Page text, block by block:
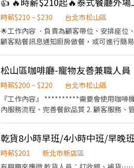
化與多角化經營，這裡不只是餐飲，更有無限職涯可能。 ​📋 招募資訊 ​工作性質： 內場夥伴
迎！） ​主要內容： ​親切顧客接待 ​維持優
餐飲經驗者優，但更歡迎有服務熱忱、追求細節的你。 ​⏰ 工作時間（排班靈活） ​【 台北 101 美食
09:30 - 13:30 ​中班：13:30 - 18:30 ​晚班：18:30 - 22:30 ​【 永康店 】&【 信義店 】 ​午間餐期：
餐期：16:45 - 20:30 ​長期兼職標準： 1. 基本配合 6 個月以上。 2. 每月配合總工時 80 小時以上。 ​💰 薪資與福利 ​時薪： 依勞基法
規定起薪，依能力及時數調整。 ​晉升機制
們比你更在意你的健康）。 ​專屬福利： 質感員工制服、
時薪$210 ~ $230
台北市松山區
🌟工作內容 ．負責為顧客帶位、安排座位
顧客點餐訊息通知廚房做餐，或可進行簡
$196，若表現優秀迅速上手，可直接$210。 🌟有經驗或學習快易上手佳。經驗較少，則依表現從$196起薪，約工作1個月，完全
上手後依照表現，通過考核後$210起。 🌟給班時間可以彈性。 🌟若不滿一個月離職，則薪水需於每個月10號（遇假日延後至上
班日）自行到店領
松山區咖啡廳-寵物友善兼職人員
時薪$200 ~ $220
台北市松山區
『工作內容』 **********需要會使用咖啡機、製作咖啡、簡易拉花****** 1. 具複合式咖啡廳營運經驗， 熟悉餐飲服務執行區域
內服務流程、完善餐飲品質 2. 顧客服務、
2. 並且兼具細心與耐心 3. 能主動維護工
乾貨8小時早班/4小時中班/早晚
時薪$201
新北市新店區